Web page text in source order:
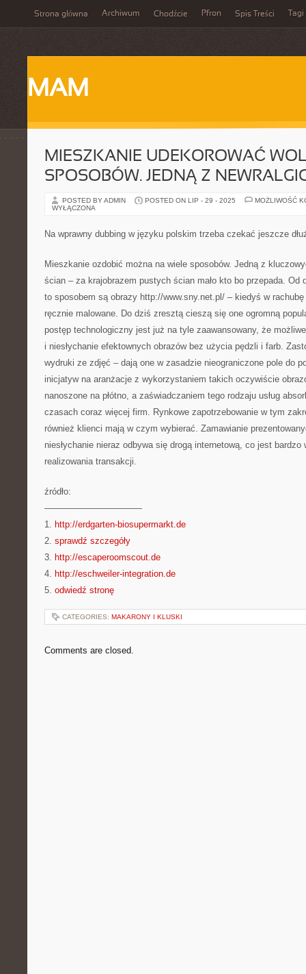
Strona główna Archiwum Chodźcie Pfron Spis Treści Tagi
MAM
MIESZKANIE UDEKOROWAĆ
SPOSOBÓW. JEDNĄ Z
POSTED BY ADMIN POSTED ON LIP - 29 - 2025
MOŻLIWOŚĆ
WYŁĄCZONA
Na wprawny dubbing w języku polskim trzeba czekać jeszcze
Mieszkanie ozdobić można na wiele sposobów. Jedną z
ścian – za krajobrazem pustych ścian mało kto bo przepada. Od
to sposobem są obrazy http://www.sny.net.pl/ – kiedyś w rachubę
ręcznie malowane. Do dziś zresztą cieszą się one ogromną
postęp technologiczny jest już na tyle zaawansowany, że
i niesłychanie efektownych obrazów bez użycia pędzli i farb.
wydruki ze zdjęć – dają one w zasadzie nieograniczone pole do
inicjatyw na aranżacje z wykorzystaniem takich oczywiście
nanoszone na płótno, a zaświadczaniem tego rodzaju usług
czasach coraz więcej firm. Rynkowe zapotrzebowanie w tym
również klienci mają w czym wybierać. Zamawianie
niesłychanie nieraz odbywa się drogą internetową, co jest bardzo
realizowania transakcji.
źródło:
———————————
1. http://erdgarten-biosupermarkt.de
2. sprawdź szczegóły
3. http://escaperoomscout.de
4. http://eschweiler-integration.de
5. odwiedź stronę
CATEGORIES: MAKARONY I KLUSKI
Comments are closed.